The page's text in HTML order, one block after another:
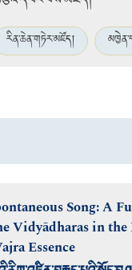
རིན་ཆེན་གཏེར་མཛོད།
Song: A
Vidyādharas in the
Essence